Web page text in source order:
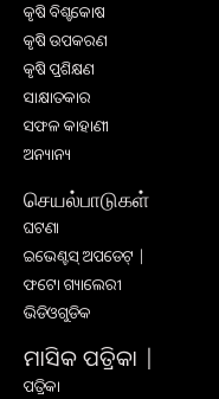
କୃଷି ବିଶ୍ବକୋଷ
କୃଷି ଉପକରଣ
କୃଷି ପ୍ରଶିକ୍ଷଣ
ସାକ୍ଷାତକାର
ସଫଳ କାହାଣୀ
ଅନ୍ୟାନ୍ୟ
செயல்பாடுகள்
ଘଟଣା
ଇଭେଣ୍ଟସ୍ ଅପଡେଟ୍ |
ଫଟୋ ଗ୍ୟାଲେରୀ
ଭିଡିଓଗୁଡିକ
ମାସିକ ପତ୍ରିକା |
ପତ୍ରିକା